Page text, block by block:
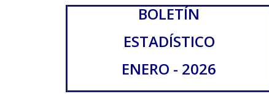
BOLETÍN
ESTADÍSTICO
ENERO - 2026